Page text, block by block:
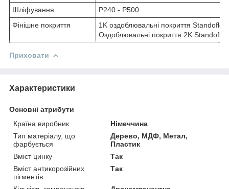
Шліфування
P240 - P500
Фінішне покриття
1K оздоблювальні покриття
Оздоблювальні покриття 2K
Приховати
Характеристики
Основні атрибути
Країна виробник
Німеччина
Тип матеріалу, що
фарбується
Дерево, МДФ, Метал,
Пластик
Вміст цинку
Так
Вміст антикорозійних
пігментів
Так